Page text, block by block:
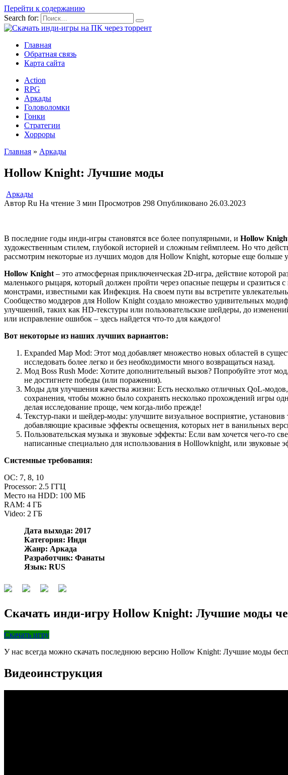
Перейти к содержанию
Search for:
Главная
Обратная связь
Карта сайта
Action
RPG
Аркады
Головоломки
Гонки
Стратегии
Хорроры
Главная » Аркады
Hollow Knight: Лучшие моды
Аркады
Автор Ru На чтение 3 мин Просмотров 298 Опубликовано 26.03.2023
В последние годы инди-игры становятся все более популярными, и Hollow
художественным стилем, глубокой историей и сложным геймплеем. Но что
рассмотрим некоторые из лучших модов для Hollow Knight, которые еще больше
Hollow Knight – это атмосферная приключенческая 2D-игра, действие которой
маленького рыцаря, который должен пройти через опасные пещеры и сразиться
монстрами, известными как Инфекция. На своем пути вы встретите
Сообщество моддеров для Hollow Knight создало множество удивительных
улучшений, таких как HD-текстуры или пользовательские шейдеры, до
или исправление ошибок – здесь найдется что-то для каждого!
Вот некоторые из наших лучших вариантов:
Expanded Map Mod: Этот мод добавляет множество новых областей в
исследовать более легко и без необходимости много возвращаться назад.
Мод Boss Rush Mode: Хотите дополнительный вызов? Попробуйте этот
не достигнете победы (или поражения).
Моды для улучшения качества жизни: Есть несколько отличных QoL-
сохранения, чтобы можно было сохранять несколько прохождений игры
делая исследование проще, чем когда-либо прежде!
Текстур-паки и шейдер-моды: улучшите визуальное восприятие,
добавляющие красивые эффекты освещения, которых нет в ванильных
Пользовательская музыка и звуковые эффекты: Если вам хочется чего-то
написанные специально для использования в Holllowknight, или звуковые
Системные требования:
OC: 7, 8, 10
Processor: 2.5 ГГЦ
Место на HDD: 100 МБ
RAM: 4 ГБ
Video: 2 ГБ
Дата выхода: 2017
Категория: Инди
Жанр: Аркада
Разработчик: Фанаты
Язык: RUS
Скачать инди-игру Hollow Knight: Лучшие моды
Скачать игру
У нас всегда можно скачать последнюю версию Hollow Knight: Лучшие моды
Видеоинструкция